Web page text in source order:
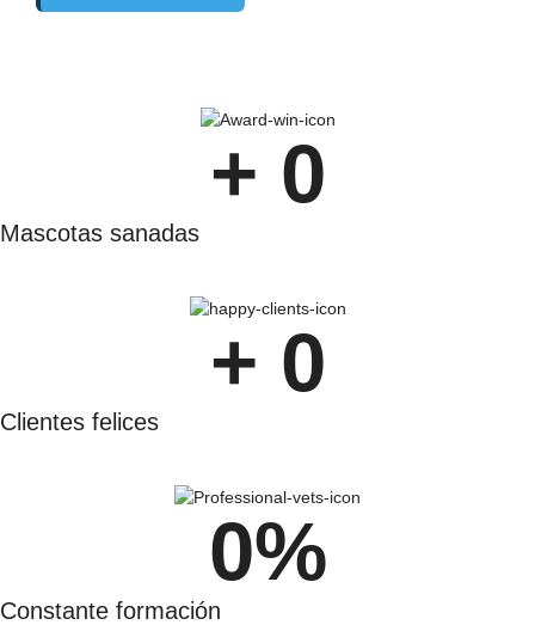
+ 0
Mascotas sanadas
+ 0
Clientes felices
0%
Constante formación